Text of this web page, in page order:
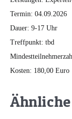
Termin: 04.09.2026
Dauer: 9-17 Uhr
Treffpunkt: tbd
Kosten: 180,00 Euro